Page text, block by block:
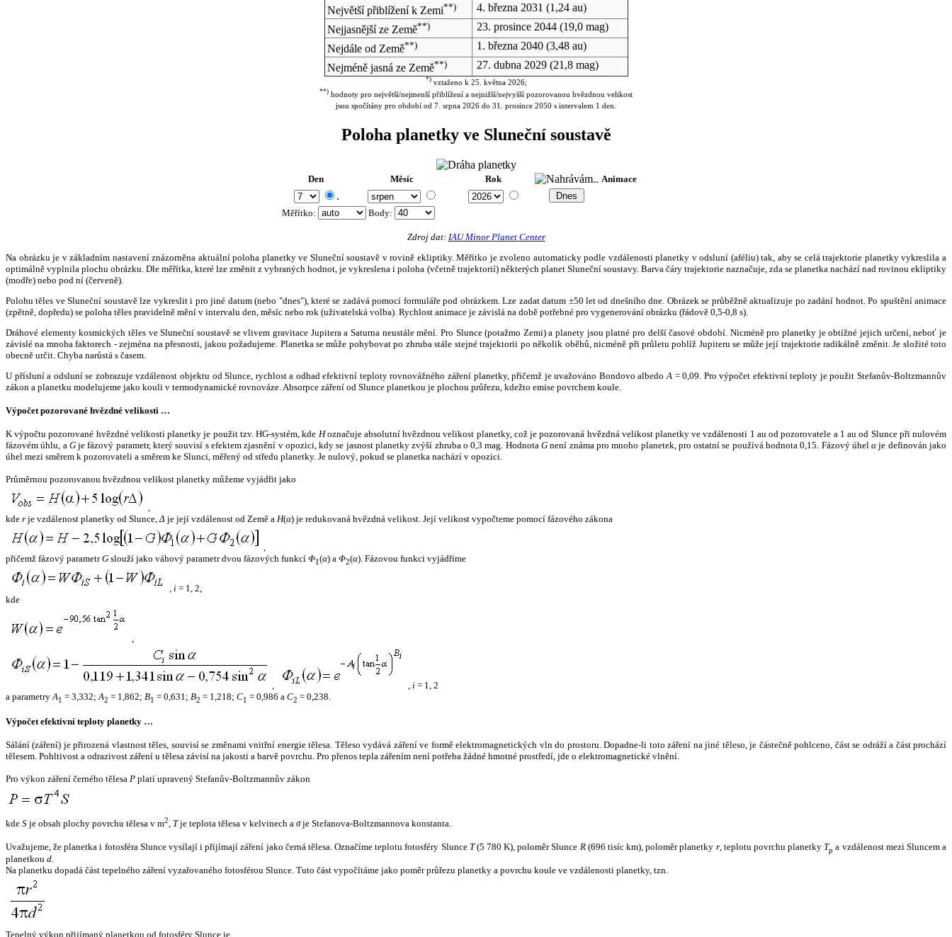
Největší přiblížení k Zemi**) 4. března 2031 (1,24 au)
Nejjasnější ze Země**) 23. prosince 2044(19,0 mag)
Nejdále od Země**) 1. března 2040(3,48 au)
Nejméně jasná ze Země**) 27. dubna 2029(21,8 mag)
*)vztaženo k 25. května 2026;
**) hodnoty pro největší/nejmenší přiblížení a nejnižší/nejvyšší pozorovanou hvězdnou velikost
jsou spočítány pro období od 7. srpna 2026 do 31. prosince 2050 s intervalem 1 den.
Poloha planetky ve Sluneční soustavě
Den Měsíc Rok Animace
.
Měřítko: Body:
Zdroj dat: IAU Minor Planet Center
Na obrázku je v základním nastavení znázorněna aktuální poloha planetky ve Sluneční soustavě v rovině ekliptiky. Měřítko je zvoleno automaticky podle vzdálenosti planetky v odsluní (aféliu) tak, aby se celá trajektorie planetky vykreslila a
optimálně vyplnila plochu obrázku. Dle měřítka, které lze změnit z vybraných hodnot, je vykreslena i poloha (včetně trajektorií) některých planet Sluneční soustavy. Barva čáry trajektorie naznačuje, zda se planetka nachází nad rovinou ekliptiky
(modře) nebo pod ní (červeně).
Polohu těles ve Sluneční soustavě lze vykreslit i pro jiné datum (nebo "dnes"), které se zadává pomocí formuláře pod obrázkem. Lze zadat datum ±50 let od dnešního dne. Obrázek se průběžně aktualizuje po zadání hodnot. Po spuštění animace
(zpětně, dopředu) se poloha těles pravidelně mění v intervalu den, měsíc nebo rok (uživatelská volba). Rychlost animace je závislá na době potřebné pro vygenerování obrázku (řádově 0,5-0,8 s).
Dráhové elementy kosmických těles ve Sluneční soustavě se vlivem gravitace Jupitera a Saturna neustále mění. Pro Slunce (potažmo Zemi) a planety jsou platné pro delší časové období. Nicméně pro planetky je obtížné jejich určení, neboť je
závislé na mnoha faktorech - zejména na přesnosti, jakou požadujeme. Planetka se může pohybovat po zhruba stále stejné trajektorii po několik oběhů, nicméně při průletu poblíž Jupiteru se může její trajektorie radikálně změnit. Je složité toto
obecně určit. Chyba narůstá s časem.
U přísluní a odsluní se zobrazuje vzdálenost objektu od Slunce, rychlost a odhad efektivní teploty rovnovážného záření planetky, přičemž je uvažováno Bondovo albedo A = 0,09. Pro výpočet efektivní teploty je použit Stefanův-Boltzmannův
zákon a planetku modelujeme jako kouli v termodynamické rovnováze. Absorpce záření od Slunce planetkou je plochou průřezu, kdežto emise povrchem koule.
Výpočet pozorované hvězdné velikosti …
K výpočtu pozorované hvězdné velikosti planetky je použit tzv. HG-systém, kde Hoznačuje absolutní hvězdnou velikost planetky, což je pozorovaná hvězdná velikost planetky ve vzdálenosti 1 au od pozorovatele a 1 au od Slunce při nulovém
fázovém úhlu, a Gje fázový parametr, který souvisí s efektem zjasnění v opozici, kdy se jasnost planetky zvýší zhruba o 0,3 mag. HodnotaG není známa pro mnoho planetek, pro ostatní se používá hodnota 0,15. Fázový úhelα je definován jako
úhel mezi směrem k pozorovateli a směrem ke Slunci, měřený od středu planetky. Je nulový, pokud se planetka nachází v opozici.
Průměrnou pozorovanou hvězdnou velikost planetky můžeme vyjádřit jako
,
kde r je vzdálenost planetky od Slunce,Δ je její vzdálenost od Země a H(α) je redukovaná hvězdná velikost. Její velikost vypočteme pomocí fázového zákona
,
přičemž fázový parametrG slouží jako váhový parametr dvou fázových funkcí Φ1(α) a Φ2(α). Fázovou funkci vyjádříme
, i = 1, 2,
kde
,
, , i = 1, 2
a parametryA1 = 3,332;A2 = 1,862; B1 = 0,631; B2 = 1,218; C1 = 0,986 a C2 = 0,238.
Výpočet efektivní teploty planetky …
Sálání (záření) je přirozená vlastnost těles, souvisí se změnami vnitřní energie tělesa. Těleso vydává záření ve formě elektromagnetických vln do prostoru. Dopadne-li toto záření na jiné těleso, je částečně pohlceno, část se odráží a část prochází
tělesem. Pohltivost a odrazivost záření u tělesa závisí na jakosti a barvě povrchu. Pro přenos tepla zářením není potřeba žádné hmotné prostředí, jde o elektromagnetické vlnění.
Pro výkon záření černého tělesa P platí upravený Stefanův-Boltzmannův zákon
kde S je obsah plochy povrchu tělesa v m2, Tje teplota tělesa v kelvinech a σje Stefanova-Boltzmannova konstanta.
Uvažujeme, že planetka i fotosféra Slunce vysílají i přijímají záření jako černá tělesa. Označíme teplotu fotosféry Slunce T(5 780 K), poloměr Slunce R(696 tisíc km), poloměr planetky r, teplotu povrchu planetky Tp a vzdálenost mezi Sluncem a
planetkou d.
Na planetku dopadá část tepelného záření vyzařovaného fotosférou Slunce. Tuto část vypočítáme jako poměr průřezu planetky a povrchu koule ve vzdálenosti planetky, tzn.
Tepelný výkon přijímaný planetkou od fotosféry Slunce je